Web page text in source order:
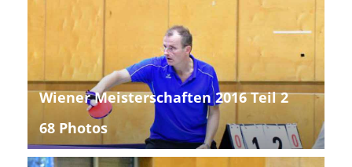
Wiener Meisterschaften 2016 Teil 2
68 Photos